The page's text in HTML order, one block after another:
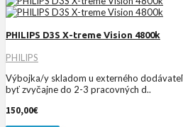
PHILIPS D3S X-treme Vision 4800k
PHILIPS
Výbojka/y skladom u externého
byť zvyčajne do 2-3 pracovných d..
150,00€